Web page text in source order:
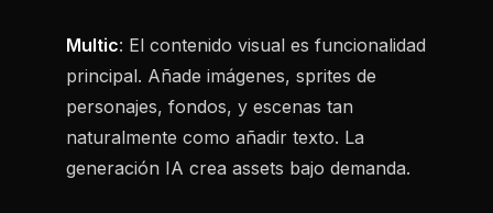
Multic: El contenido visual es funcionalidad
principal. Añade imágenes, sprites de
personajes, fondos, y escenas tan
naturalmente como añadir texto. La
generación IA crea assets bajo demanda.